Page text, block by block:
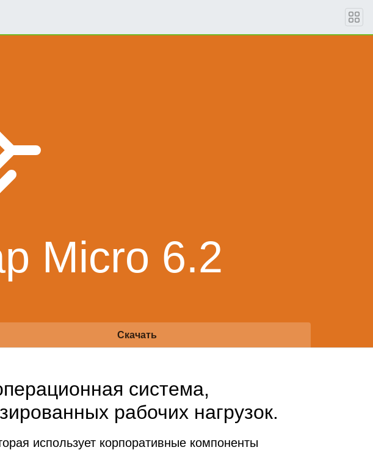
Micro 6.2
Скачать
система,
рабочих нагрузок.
использует корпоративные компоненты